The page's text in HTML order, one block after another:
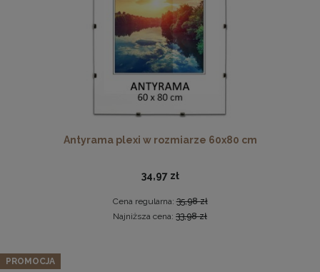
2,49 zł
DO KOSZYKA
Antyrama plexi w rozmiarze 60x80 cm
34,97 zł
Cena regularna:35,98 zł
Najniższa cena: 33,98 zł
PROMOCJA